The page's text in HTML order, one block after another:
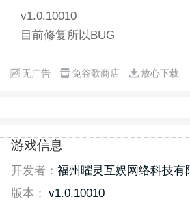
v1.0.10010
目前修复所以BUG
无广告 免谷歌商店 放心下载
游戏信息
开发者： 福州曜灵互娱网络科技有
版本： v1.0.10010